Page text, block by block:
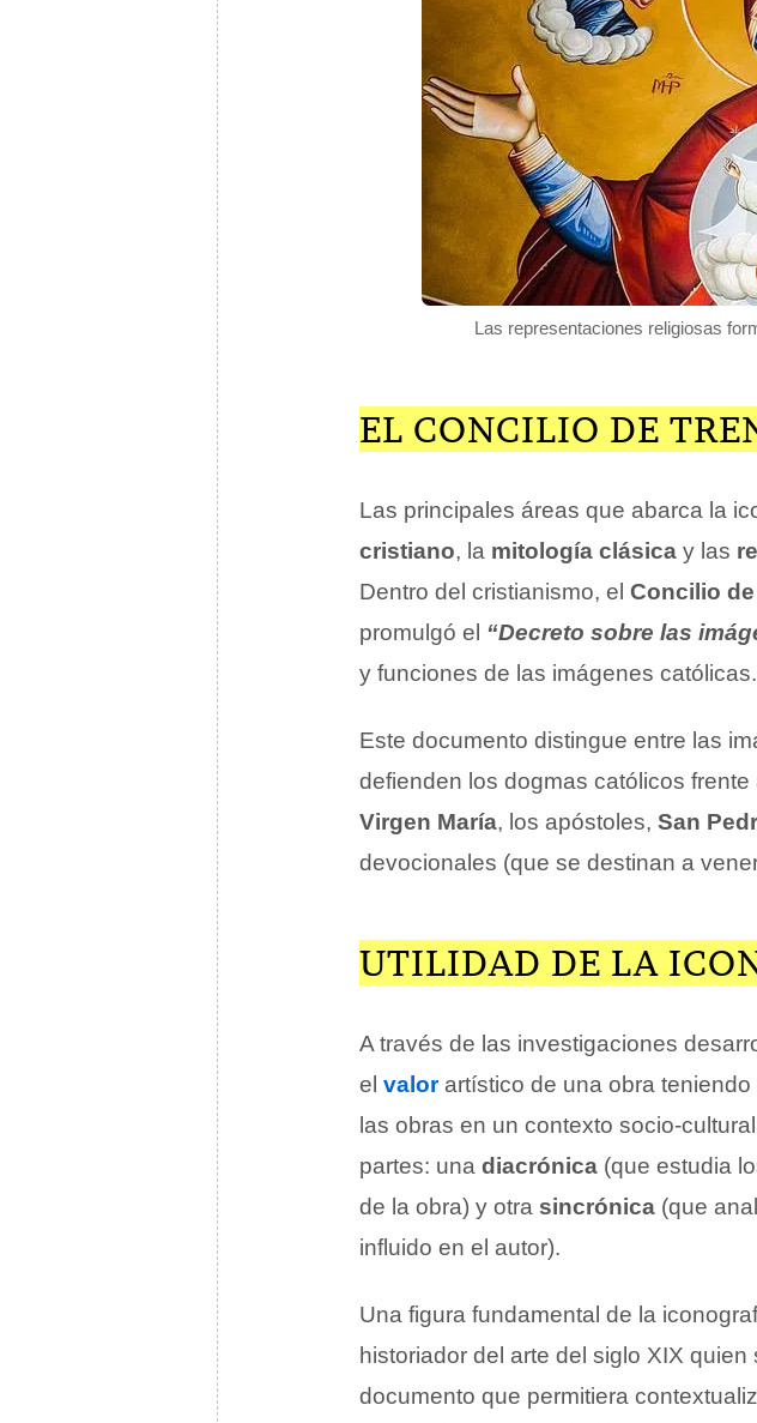
Las representaciones religiosas
EL CONCILIO DE
Las principales áreas que abarca la
cristiano, la mitología clásica y las
Dentro del cristianismo, el Concilio
promulgó el “Decreto sobre las
y funciones de las imágenes católicas.
Este documento distingue entre las
defienden los dogmas católicos
Virgen María, los apóstoles, San
devocionales (que se destinan a
UTILIDAD DE LA
A través de las investigaciones
el valorartístico de una obra
las obras en un contexto socio-
partes: una diacrónica (que estudia
de la obra) y otra sincrónica (que
influido en el autor).
Una figura fundamental de la
historiador del arte del siglo XIX
documento que permitiera